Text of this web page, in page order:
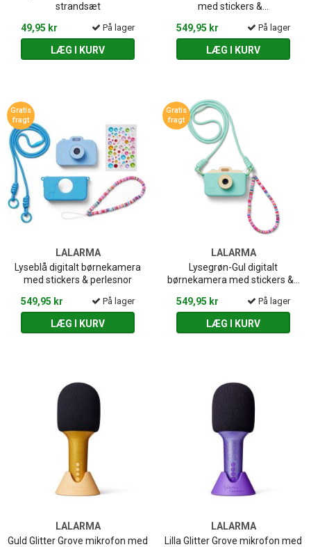
strandsæt
49,95 kr
På lager
LÆG I KURV
med stickers &...
549,95 kr
På lager
LÆG I KURV
Gratis
fragt
LALARMA
Lyseblå digitalt børnekamera
med stickers & perlesnor
549,95 kr
På lager
LÆG I KURV
Gratis
fragt
LALARMA
Lysegrøn-Gul digitalt
børnekamera med stickers &...
549,95 kr
På lager
LÆG I KURV
LALARMA
Guld Glitter Grove mikrofon med
LALARMA
Lilla Glitter Grove mikrofon med